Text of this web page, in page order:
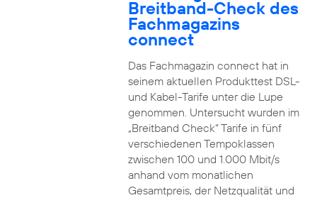
Breitband-Check des
Fachmagazins
connect
Das Fachmagazin connect hat in
seinem aktuellen Produkttest DSL-
und Kabel-Tarife unter die Lupe
genommen. Untersucht wurden im
„Breitband Check“ Tarife in fünf
verschiedenen Tempoklassen
zwischen 100 und 1.000 Mbit/s
anhand vom monatlichen
Gesamtpreis, der Netzqualität und